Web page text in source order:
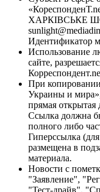
ХАРКІВСЬКЕ
Идентификатор
Использование
сайте,
При
Украины и мира»,
прямая открытая
Ссылка должна
полного либо
Гиперссылка
размещена в
материала.
Новости с
"Заявление",
"Тест-драйв",